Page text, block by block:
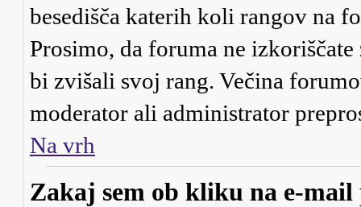
besedišča katerih koli rangov na
Prosimo, da foruma ne
bi zvišali svoj rang. Večina
moderator ali administrator
Na vrh
Zakaj sem ob kliku na e-mail